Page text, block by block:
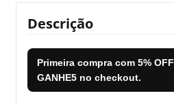
Descrição
Primeira compra com 5% OFF
GANHE5 no checkout.